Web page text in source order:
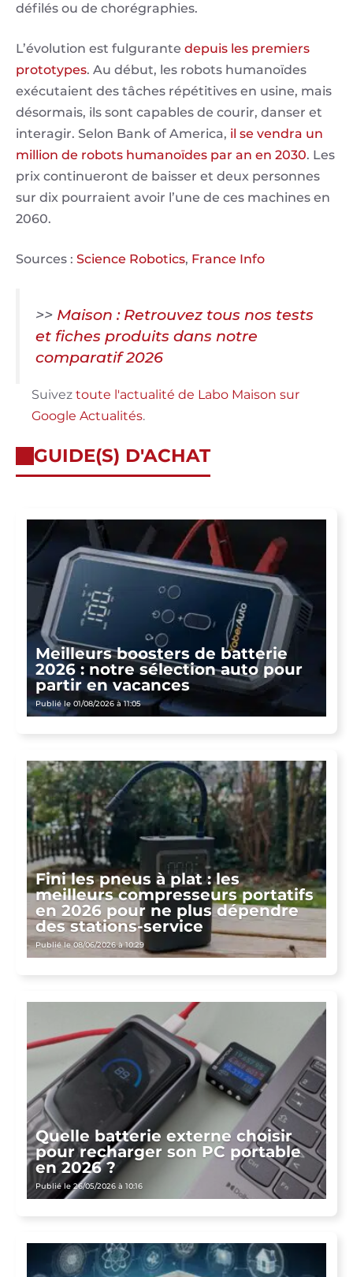
défilés ou de chorégraphies.
L’évolution est fulgurante depuis les premiers
prototypes. Au début, les robots humanoïdes
exécutaient des tâches répétitives en usine, mais
désormais, ils sont capables de courir, danser et
interagir. Selon Bank of America, il se vendra un
million de robots humanoïdes par an en 2030. Les
prix continueront de baisser et deux personnes
sur dix pourraient avoir l’une de ces machines en
2060.
Sources : Science Robotics, France Info
>> Maison : Retrouvez tous nos tests
et fiches produits dans notre
comparatif 2026
Suivez toute l'actualité de Labo Maison sur
Google Actualités.
GUIDE(S) D'ACHAT
Meilleurs boosters de batterie
2026 : notre sélection auto pour
partir en vacances
Publié le 01/08/2026 à 11:05
Fini les pneus à plat : les
meilleurs compresseurs portatifs
en 2026 pour ne plus dépendre
des stations-service
Publié le 08/06/2026 à 10:29
Quelle batterie externe choisir
pour recharger son PC portable
en 2026 ?
Publié le 26/05/2026 à 10:16